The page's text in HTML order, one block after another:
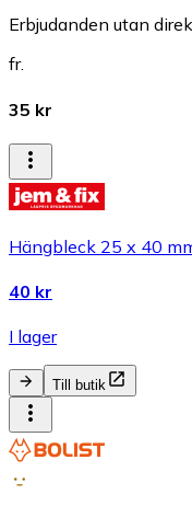
Erbjudanden utan
fr.
35 kr
Hängbleck 25 x 40
40 kr
I lager
Till butik